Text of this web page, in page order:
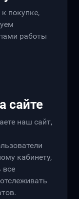
покупке,
работы
сайте
наш сайт,
кабинету,
все